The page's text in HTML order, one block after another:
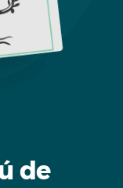
de